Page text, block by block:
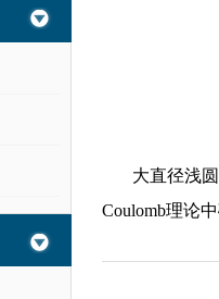
大直径浅圆
Coulomb理论